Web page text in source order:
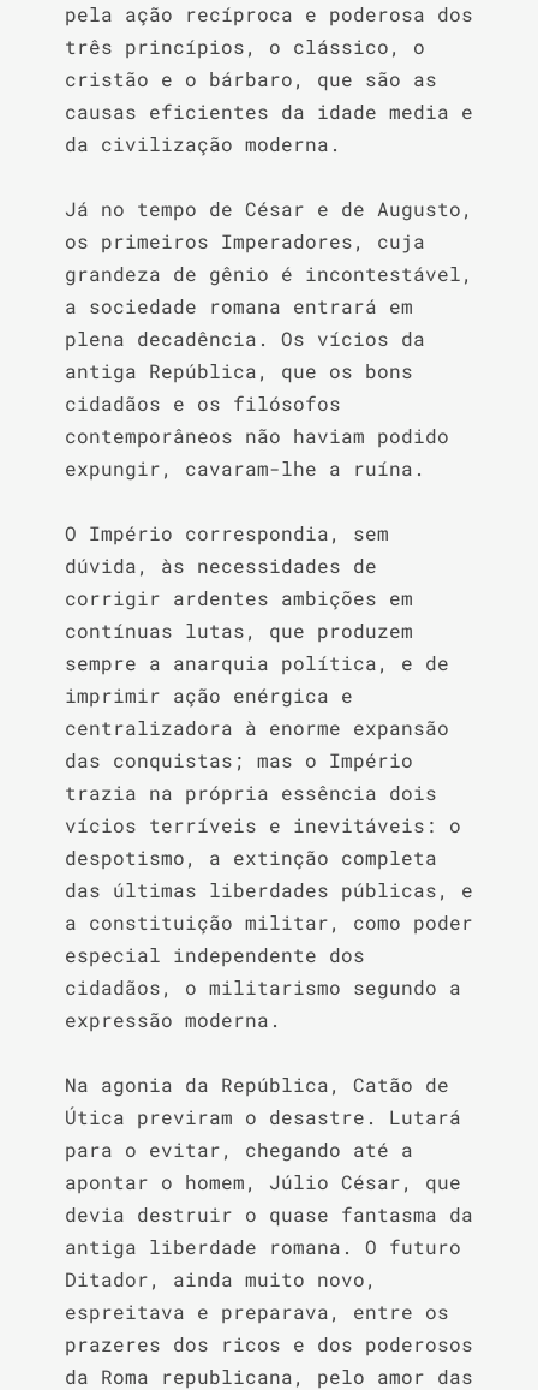
pela ação recíproca e poderosa dos
três princípios, o clássico, o
cristão e o bárbaro, que são as
causas eficientes da idade media e
da civilização moderna.
Já no tempo de César e de Augusto,
os primeiros Imperadores, cuja
grandeza de gênio é incontestável,
a sociedade romana entrará em
plena decadência. Os vícios da
antiga República, que os bons
cidadãos e os filósofos
contemporâneos não haviam podido
expungir, cavaram-lhe a ruína.
O Império correspondia, sem
dúvida, às necessidades de
corrigir ardentes ambições em
contínuas lutas, que produzem
sempre a anarquia política, e de
imprimir ação enérgica e
centralizadora à enorme expansão
das conquistas; mas o Império
trazia na própria essência dois
vícios terríveis e inevitáveis: o
despotismo, a extinção completa
das últimas liberdades públicas, e
a constituição militar, como poder
especial independente dos
cidadãos, o militarismo segundo a
expressão moderna.
Na agonia da República, Catão de
Útica previram o desastre. Lutará
para o evitar, chegando até a
apontar o homem, Júlio César, que
devia destruir o quase fantasma da
antiga liberdade romana. O futuro
Ditador, ainda muito novo,
espreitava e preparava, entre os
prazeres dos ricos e dos poderosos
da Roma republicana, pelo amor das